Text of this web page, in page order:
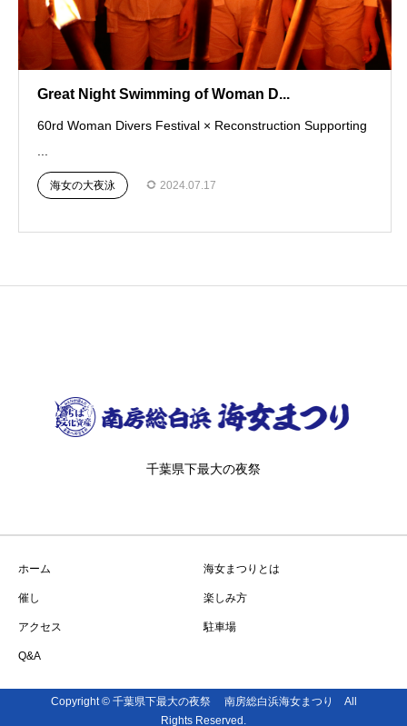
Great Night Swimming of Woman D...
60rd Woman Divers Festival × Reconstruction Supporting
...
海女の大夜泳 2024.07.17
千葉県下最大の夜祭
ホーム 海女まつりとは
催し 楽しみ方
アクセス 駐車場
Q&A
Copyright © 千葉県下最大の夜祭 南房総白浜海女まつり All
Rights Reserved.